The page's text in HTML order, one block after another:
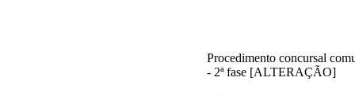
Procedimento concursal
- 2ª fase [ALTERAÇÃO]